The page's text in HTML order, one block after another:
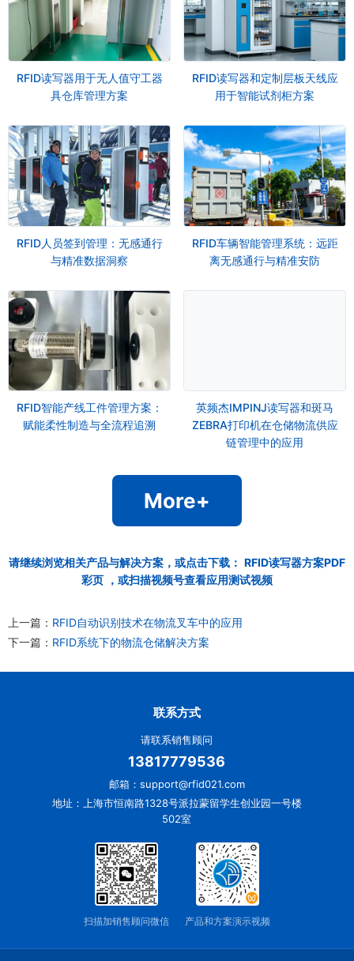
RFID读写器用于无人值守工器
具仓库管理方案
RFID读写器和定制层板天线应
用于智能试剂柜方案
RFID人员签到管理：无感通行
与精准数据洞察
RFID车辆智能管理系统：远距
离无感通行与精准安防
RFID智能产线工件管理方案：
赋能柔性制造与全流程追溯
英频杰IMPINJ读写器和斑马
ZEBRA打印机在仓储物流供应
链管理中的应用
More+
请继续浏览相关产品与解决方案，或点击下载： RFID读写器方案PDF
彩页 ，或扫描视频号查看应用测试视频
上一篇： RFID自动识别技术在物流叉车中的应用
下一篇： RFID系统下的物流仓储解决方案
联系方式
请联系销售顾问
13817779536
邮箱：support@rfid021.com
地址：上海市恒南路1328号派拉蒙留学生创业园一号楼
502室
扫描加销售顾问微信 产品和方案演示视频